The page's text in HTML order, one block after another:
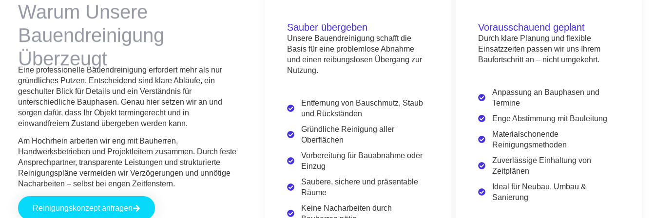
Warum Unsere
Bauendreinigung
Überzeugt
Eine professionelle Bauendreinigung erfordert mehr als nur
gründliches Putzen. Entscheidend sind klare Abläufe, ein
geschulter Blick für Details und ein Verständnis für
unterschiedliche Bauphasen. Genau hier setzen wir an und
sorgen dafür, dass Ihr Objekt termingerecht und in
einwandfreiem Zustand übergeben werden kann.
Am Hochrhein arbeiten wir eng mit Bauherren,
Handwerksbetrieben und Projektleitern zusammen. Durch feste
Ansprechpartner, transparente Leistungen und strukturierte
Reinigungspläne vermeiden wir Verzögerungen und unnötige
Nacharbeiten – selbst bei engen Zeitfenstern.
Reinigungskonzept anfragen
Sauber übergeben
Unsere Bauendreinigung schafft die
Basis für eine problemlose Abnahme
und einen reibungslosen Übergang zur
Nutzung.
Entfernung von Bauschmutz, Staub
und Rückständen
Gründliche Reinigung aller
Oberflächen
Vorbereitung für Bauabnahme oder
Einzug
Saubere, sichere und präsentable
Räume
Keine Nacharbeiten durch
Vorausschauend geplant
Durch klare Planung und flexible
Einsatzzeiten passen wir uns Ihrem
Baufortschritt an – nicht umgekehrt.
Anpassung an Bauphasen und
Termine
Enge Abstimmung mit Bauleitung
Materialschonende
Reinigungsmethoden
Zuverlässige Einhaltung von
Zeitplänen
Ideal für Neubau, Umbau &
Sanierung